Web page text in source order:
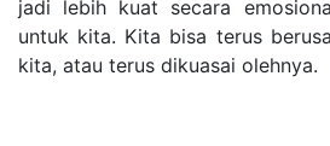
jadi lebih kuat secara
untuk kita. Kita bisa terus
kita, atau terus dikuasai olehnya.